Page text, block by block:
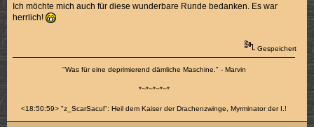
Ich möchte mich auch für diese wunderbare Runde bedanken. Es war
herrlich!
Gespeichert
"Was für eine deprimierend dämliche Maschine." - Marvin
*~*~*~*~*
<18:50:59> "z_ScarSacul": Heil dem Kaiser der Drachenzwinge, Myrminator der I.!